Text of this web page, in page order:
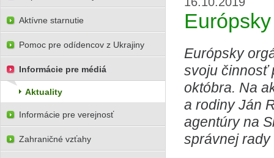
Európsky
svoju činnosť
októbra. Na
a rodiny Ján
agentúry na
správnej rady
Aktívne starnutie
Pomoc pre odídencov z Ukrajiny
Informácie pre médiá
Aktuality
Informácie pre verejnosť
Zahraničné vzťahy